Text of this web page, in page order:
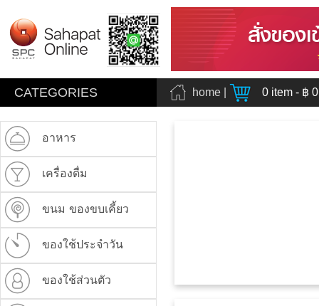
CATEGORIES home 0 item - ฿
อาหาร
เครื่องดื่ม
ขนม ของขบเคี้ยว
ของใช้ประจำวัน
ของใช้ส่วนตัว